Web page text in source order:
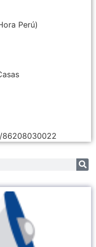
Perú)
86208030022